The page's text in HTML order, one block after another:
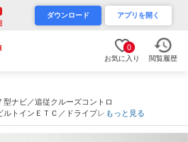
ダウンロード アプリを開く
0
お気に入り 閲覧履歴
ナビ／追従クルーズコントロ
ルトインＥＴＣ／ドライブレコ
減ブレーキ／ＬＥＤライト／
賀県）
もっと見る